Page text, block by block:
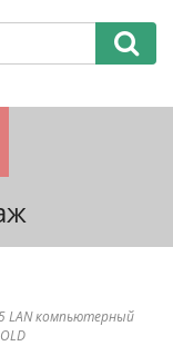
LAN компьютерный